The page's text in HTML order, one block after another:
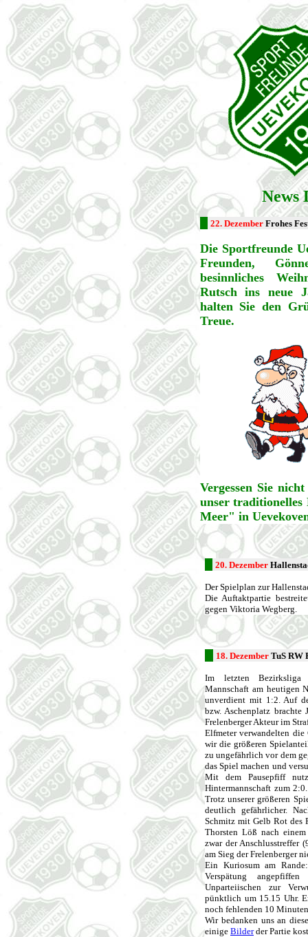
News
22. DezemberFrohes
Die Sportfreunde
Freunden,
besinnliches
Rutsch ins neue
halten Sie den
Treue.
Vergessen Sie
unser
Meer" in
20. Dezember
Der Spielplan zur
Die Auftaktpartie
gegen Viktoria Wegberg.
18. Dezember TuS RW
Im letzten Bezirksliga
Mannschaft am heutigen
unverdient mit 1:2. Auf
bzw. Aschenplatz
Frelenberger Akteur im
Elfmeter verwandelten
wir die größeren
zu ungefährlich vor dem
das Spiel machen und
Mit dem Pausepfiff
Hintermannschaft zum
Trotz unserer größeren
deutlich gefährlicher.
Schmitz mit Gelb Rot des
Thorsten Löß nach
zwar der Anschlusstreffer
am Sieg der Frelenberger
Ein Kuriosum am
Verspätung
Unparteiischen zur
pünktlich um 15.15 Uhr.
noch fehlenden 10
Wir bedanken uns an
einige Bilderder Partie